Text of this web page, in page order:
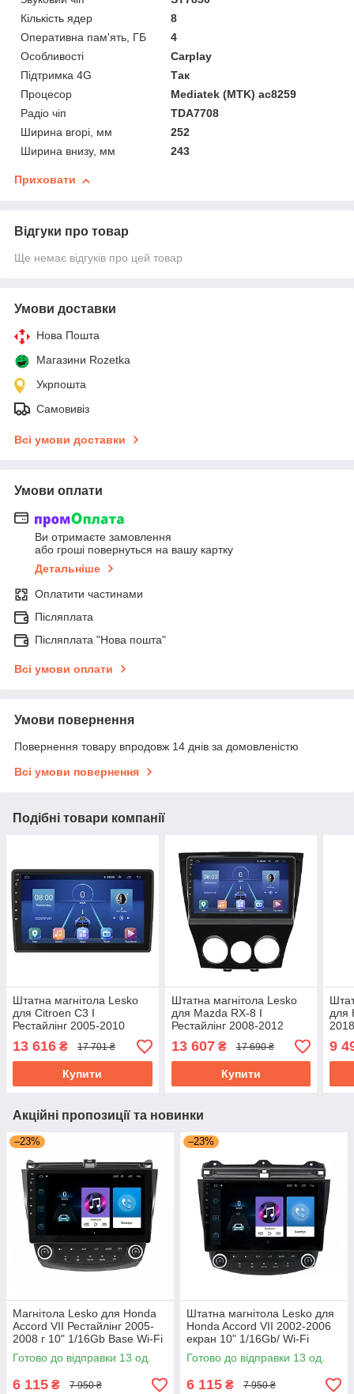
Кількість ядер
8
Оперативна пам'ять, ГБ
4
Особливості
Carplay
Підтримка 4G
Так
Процесор
Mediatek (MTK) ac8259
Радіо чіп
TDA7708
Ширина вгорі, мм
252
Ширина внизу, мм
243
Приховати
Відгуки про товар
Ще немає відгуків про цей товар
Умови доставки
Нова Пошта
Магазини Rozetka
Укрпошта
Самовивіз
Всі умови доставки
Умови оплати
Ви отримаєте замовлення
або гроші повернуться на вашу картку
Детальніше
Оплатити частинами
Післяплата
Післяплата "Нова пошта"
Всі умови оплати
Умови повернення
Повернення товару впродовж 14 днів за домовленістю
Всі умови повернення
Подібні товари компанії
Штатна магнітола Lesko
для Citroen C3 I
Рестайлінг 2005-2010
екран 9" 4/64Gb/4G/ Wi-Fi/
CarPlay Top GPS
13 616 ₴ 17 701 ₴
Купити
Штатна магнітола Lesko
для Mazda RX-8 I
Рестайлінг 2008-2012
екран 9" 4/64Gb 4G Wi-Fi
GPS Top
13 607₴ 17 690 ₴
Купити
для
Wi-
9
Акційні пропозиції та новинки
–23%
Магнітола Lesko для Honda
Accord VII Рестайлінг 2005-
2008 г 10" 1/16Gb Base Wi-Fi
Android GPS Хонда Аккорд
Готово до відправки 13 од.
6 115 ₴ 7 950 ₴
–23%
Штатна магнітола Lesko для
Honda Accord VII 2002-2006
екран 10" 1/16Gb/ Wi-Fi
клімат контроль Android Base
Готово до відправки 13 од.
6 115 ₴ 7 950 ₴